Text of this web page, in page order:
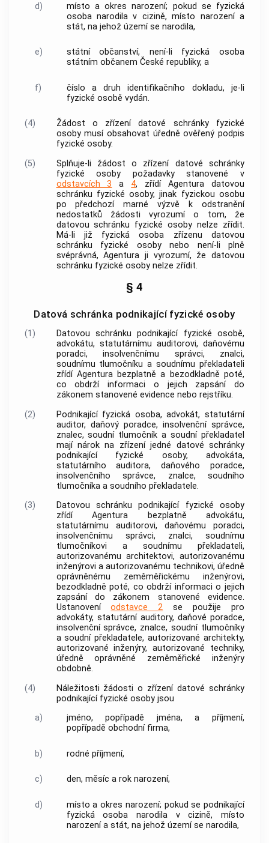
d)
místo a okres narození; pokud se fyzická
osoba narodila v cizině, místo narození a
stát, na jehož území se narodila,
e)
státní občanství, není-li fyzická osoba
státním občanem České republiky, a
f)
číslo a druh identifikačního dokladu, je-li
fyzické osobě vydán.
(4)
Žádost o zřízení datové schránky fyzické
osoby musí obsahovat úředně ověřený podpis
fyzické osoby.
(5)
Splňuje-li žádost o zřízení datové schránky
fyzické osoby požadavky stanovené v
odstavcích 3 a 4, zřídí Agentura datovou
schránku fyzické osoby, jinak fyzickou osobu
po předchozí marné výzvě k odstranění
nedostatků žádosti vyrozumí o tom, že
datovou schránku fyzické osoby nelze zřídit.
Má-li již fyzická osoba zřízenu datovou
schránku fyzické osoby nebo není-li plně
svéprávná, Agentura ji vyrozumí, že datovou
schránku fyzické osoby nelze zřídit.
§ 4
Datová schránka podnikající fyzické osoby
(1)
Datovou schránku podnikající fyzické osobě,
advokátu, statutárnímu auditorovi, daňovému
poradci, insolvenčnímu správci, znalci,
soudnímu tlumočníku a soudnímu překladateli
zřídí Agentura bezplatně a bezodkladně poté,
co obdrží informaci o jejich zapsání do
zákonem stanovené evidence nebo rejstříku.
(2)
Podnikající fyzická osoba,advokát, statutární
auditor, daňový poradce, insolvenční správce,
znalec, soudní tlumočník a soudní překladatel
mají nárok na zřízení jedné datové schránky
podnikající fyzické osoby, advokáta,
statutárního auditora, daňového poradce,
insolvenčního správce, znalce, soudního
tlumočníka a soudního překladatele.
(3)
Datovou schránku podnikající fyzické osoby
zřídí Agentura bezplatně advokátu,
statutárnímu auditorovi, daňovému poradci,
insolvenčnímu správci, znalci, soudnímu
tlumočníkovi a soudnímu překladateli,
autorizovanému architektovi, autorizovanému
inženýrovi a autorizovanému technikovi, úředně
oprávněnému zeměměřickému inženýrovi,
bezodkladně poté, co obdrží informaci o jejich
zapsání do zákonem stanovené evidence.
Ustanoveníodstavce 2 se použije pro
advokáty, statutární auditory, daňové poradce,
insolvenční správce, znalce, soudní tlumočníky
a soudní překladatele, autorizované architekty,
autorizované inženýry, autorizované techniky,
úředně oprávněné zeměměřické inženýry
obdobně.
(4)
Náležitosti žádosti o zřízení datové schránky
podnikající fyzické osoby jsou
a)
jméno, popřípadě jména, a příjmení,
popřípadě obchodní firma,
b) rodné příjmení,
c) den, měsíc a rok narození,
d)
místo a okres narození; pokud se podnikající
fyzická osoba narodila v cizině, místo
narození a stát, na jehož území se narodila,